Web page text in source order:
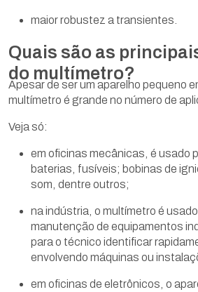
maior robustez a transientes.
Quais são as
do multímetro?
Apesar de ser um aparelho pequeno
multímetro é grande no número de
Veja só:
em oficinas mecânicas, é usado
baterias, fusíveis; bobinas de
som, dentre outros;
na indústria, o multímetro é
manutenção de equipamentos
para o técnico identificar
envolvendo máquinas ou
em oficinas de eletrônicos, o